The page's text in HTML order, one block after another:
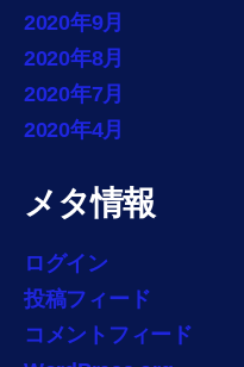
2020年9月
2020年8月
2020年7月
2020年4月
メタ情報
ログイン
投稿フィード
コメントフィード